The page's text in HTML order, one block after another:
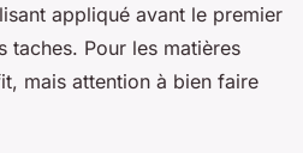
appliqué avant le premier
Pour les matières
mais attention à bien faire